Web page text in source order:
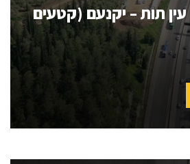
הרחבת כביש 6 עין תות – יקנעם (קטעים